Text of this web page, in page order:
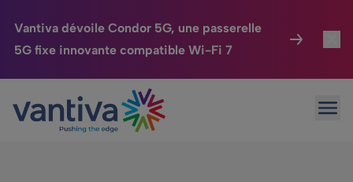
Vantiva dévoile Condor 5G, une passerelle
5G fixe innovante compatible Wi-Fi 7
Passer au contenu principal
Maison Connectée
HomeSight